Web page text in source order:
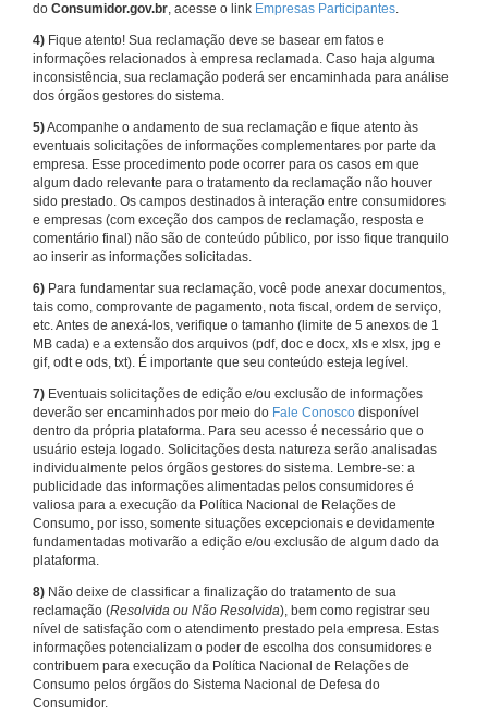
do Consumidor.gov.br, acesse o link Empresas Participantes.
4) Fique atento! Sua reclamação deve se basear em fatos e
informações relacionados à empresa reclamada. Caso haja alguma
inconsistência, sua reclamação poderá ser encaminhada para análise
dos órgãos gestores do sistema.
5)Acompanhe o andamento de sua reclamação e fique atento às
eventuais solicitações de informações complementares por parte da
empresa. Esse procedimento pode ocorrer para os casos em que
algum dado relevante para o tratamento da reclamação não houver
sido prestado. Os campos destinados à interação entre consumidores
e empresas (com exceção dos campos de reclamação, resposta e
comentário final) não são de conteúdo público, por isso fique tranquilo
ao inserir as informações solicitadas.
6) Para fundamentar sua reclamação, você pode anexar documentos,
tais como, comprovante de pagamento, nota fiscal, ordem de serviço,
etc. Antes de anexá-los, verifique o tamanho (limite de 5 anexos de 1
MB cada) e a extensão dos arquivos (pdf, doc e docx, xls e xlsx, jpg e
gif, odt e ods, txt). É importante que seu conteúdo esteja legível.
7) Eventuais solicitações de edição e/ou exclusão de informações
deverão ser encaminhados por meio do Fale Conosco disponível
dentro da própria plataforma. Para seu acesso é necessário que o
usuário esteja logado. Solicitações desta natureza serão analisadas
individualmente pelos órgãos gestores do sistema. Lembre-se: a
publicidade das informações alimentadas pelos consumidores é
valiosa para a execução da Política Nacional de Relações de
Consumo, por isso, somente situações excepcionais e devidamente
fundamentadas motivarão a edição e/ou exclusão de algum dado da
plataforma.
8) Não deixe de classificar a finalização do tratamento de sua
reclamação (Resolvida ou Não Resolvida), bem como registrar seu
nível de satisfação com o atendimento prestado pela empresa. Estas
informações potencializam o poder de escolha dos consumidores e
contribuem para execução da Política Nacional de Relações de
Consumo pelos órgãos do Sistema Nacional de Defesa do
Consumidor.